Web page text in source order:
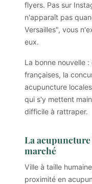
flyers. Pas sur
n'apparaît pas
Versailles", vous
eux.
La bonne nouvelle
françaises, la
acupuncture
qui s'y mettent
difficile à rattraper.
La acupuncture
marché
Ville à taille
proximité en